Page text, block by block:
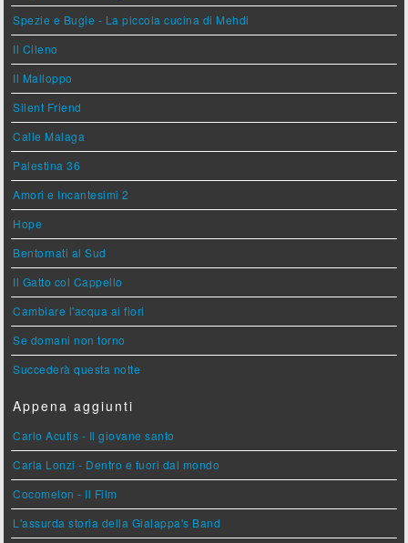
Spezie e Bugie - La piccola cucina di Mehdi
Il Cileno
Il Malloppo
Silent Friend
Calle Malaga
Palestina 36
Amori e Incantesimi 2
Hope
Bentornati al Sud
Il Gatto col Cappello
Cambiare l'acqua ai fiori
Se domani non torno
Succederà questa notte
Appena aggiunti
Carlo Acutis - Il giovane santo
Carla Lonzi - Dentro e fuori dal mondo
Cocomelon - Il Film
L'assurda storia della Gialappa's Band